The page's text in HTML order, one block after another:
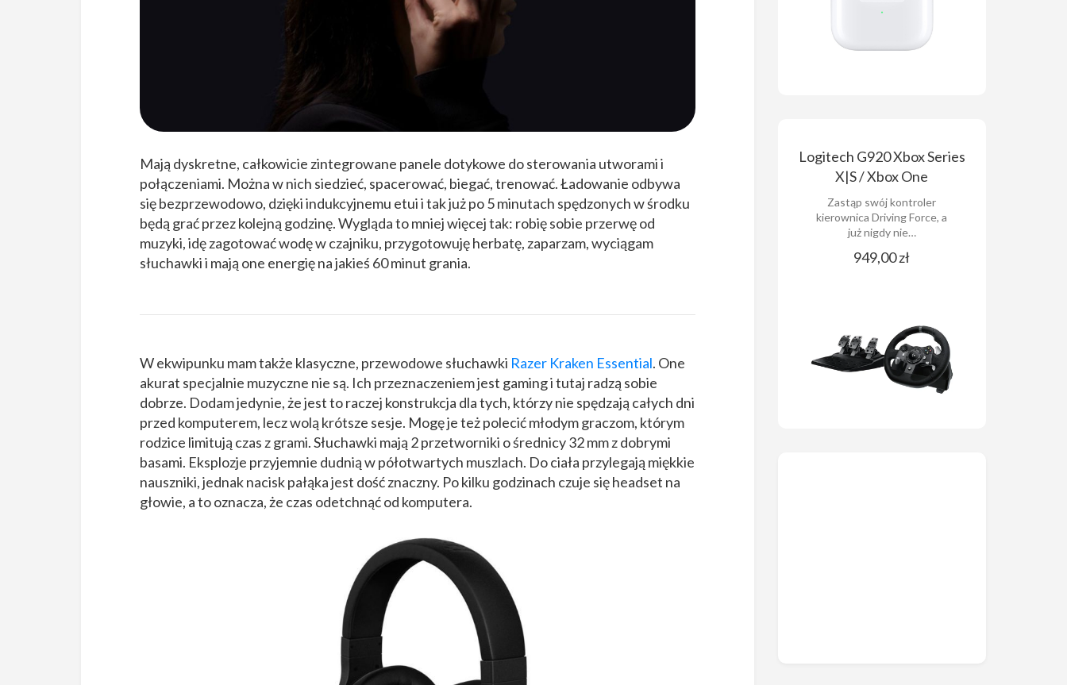
Mają dyskretne, całkowicie zintegrowane panele dotykowe do sterowania utworami i
połączeniami. Można w nich siedzieć, spacerować, biegać, trenować. Ładowanie odbywa
się bezprzewodowo, dzięki indukcyjnemu etui i tak już po 5 minutach spędzonych w środku
będą grać przez kolejną godzinę. Wygląda to mniej więcej tak: robię sobie przerwę od
muzyki, idę zagotować wodę w czajniku, przygotowuję herbatę, zaparzam, wyciągam
słuchawki i mają one energię na jakieś 60 minut grania.
W ekwipunku mam także klasyczne, przewodowe słuchawki Razer Kraken Essential. One
akurat specjalnie muzyczne nie są. Ich przeznaczeniem jest gaming i tutaj radzą sobie
dobrze. Dodam jedynie, że jest to raczej konstrukcja dla tych, którzy nie spędzają całych dni
przed komputerem, lecz wolą krótsze sesje. Mogę je też polecić młodym graczom, którym
rodzice limitują czas z grami. Słuchawki mają 2 przetworniki o średnicy 32 mm z dobrymi
basami. Eksplozje przyjemnie dudnią w półotwartych muszlach. Do ciała przylegają miękkie
nauszniki, jednak nacisk pałąka jest dość znaczny. Po kilku godzinach czuje się headset na
głowie, a to oznacza, że czas odetchnąć od komputera.
Logitech G920 Xbox Series
X|S / Xbox One
Zastąp swój kontroler
kierownica Driving Force, a
już nigdy nie…
949,00 zł